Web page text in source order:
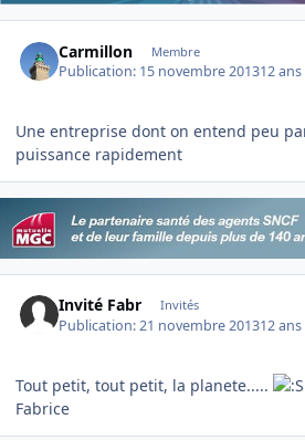
Carmillon Membre
Publication: 15 novembre 201312 ans
Une entreprise dont on entend peu
puissance rapidement
Invité Fabr Invités
Publication:21 novembre 201312 ans
Tout petit, tout petit, la planete.....
Fabrice